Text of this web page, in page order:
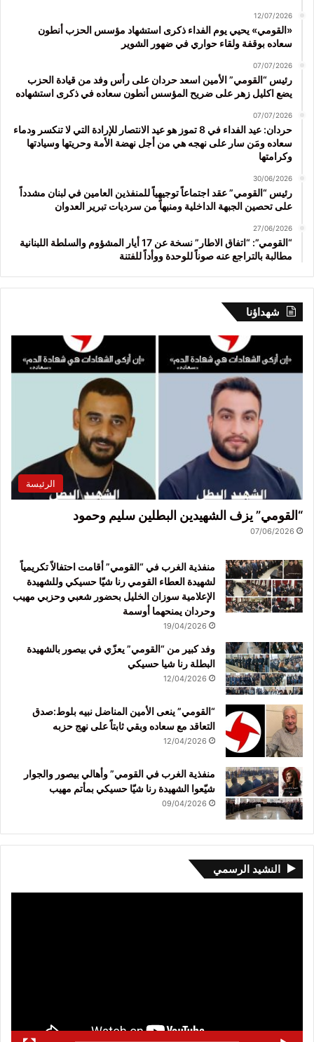
12/07/2026
«القومي» يحيي يوم الفداء ذكرى استشهاد مؤسس الحزب أنطون
سعاده بوقفة ولقاء حواري في ضهور الشوير
07/07/2026
رئيس “القومي” الأمين اسعد حردان على رأس وفد من قيادة الحزب
يضع اكليل زهر على ضريح المؤسس أنطون سعاده في ذكرى استشهاده
07/07/2026
حردان: عيد الفداء في 8 تموز هو عيد الانتصار للإرادة التي لا تنكسر ودماء
سعاده ومَن سار على نهجه هي من أجل نهضة الأمة وحريتها وسيادتها
وكرامتها
30/06/2026
رئيس “القومي” عقد اجتماعاً توجيهياً للمنفذين العامين في لبنان مشدداً
على تحصين الجبهة الداخلية ومنبهاً من سرديات تبرير العدوان
27/06/2026
“القومي”: “اتفاق الاطار” نسخة عن 17 أيار المشؤوم والسلطة اللبنانية
مطالبة بالتراجع عنه صوناً للوحدة ووأداً للفتنة
شهداؤنا
الرئيسة
“القومي” يزف الشهيدين البطلين سليم وحمود
07/06/2026
منفذية الغرب في “القومي” أقامت احتفالاً تكريمياً
لشهيدة العطاء القومي رنا شيّا حسيكي وللشهيدة
الإعلامية سوزان الخليل بحضور شعبي وحزبي مهيب
وحردان يمنحهما أوسمة
19/04/2026
وفد كبير من “القومي” يعزّي في بيصور بالشهيدة
البطلة رنا شيا حسيكي
12/04/2026
“القومي” ينعى الأمين المناضل نبيه بلوط:صدق
التعاقد مع سعاده وبقي ثابتاً على نهج حزبه
12/04/2026
منفذية الغرب في القومي” وأهالي بيصور والجوار
شيّعوا الشهيدة رنا شيّا حسيكي بمأتم مهيب
09/04/2026
النشيد الرسمي